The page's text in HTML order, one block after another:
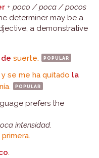
+ poco / poca / pocos
determiner may be a
a demonstrative
suerte. popular
se me ha quitado la
popular
prefers the
intensidad.
primera.
.